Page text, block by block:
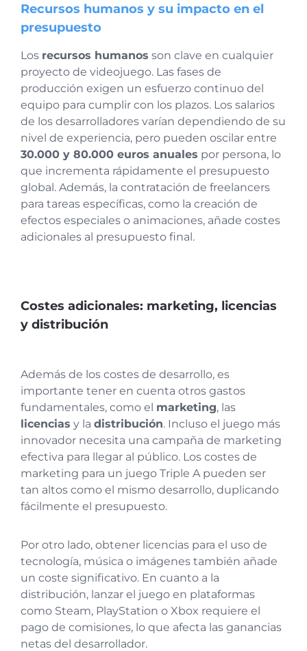
Recursos humanos y su impacto en el
presupuesto
Los recursos humanos son clave en cualquier
proyecto de videojuego. Las fases de
producción exigen un esfuerzo continuo del
equipo para cumplir con los plazos. Los salarios
de los desarrolladores varían dependiendo de su
nivel de experiencia, pero pueden oscilar entre
30.000 y 80.000 euros anuales por persona, lo
que incrementa rápidamente el presupuesto
global. Además, la contratación de freelancers
para tareas específicas, como la creación de
efectos especiales o animaciones, añade costes
adicionales al presupuesto final.
Costes adicionales: marketing, licencias
y distribución
Además de los costes de desarrollo, es
importante tener en cuenta otros gastos
fundamentales, como el marketing, las
licencias y la distribución. Incluso el juego más
innovador necesita una campaña de marketing
efectiva para llegar al público. Los costes de
marketing para un juego Triple A pueden ser
tan altos como el mismo desarrollo, duplicando
fácilmente el presupuesto.
Por otro lado, obtener licencias para el uso de
tecnología, música o imágenes también añade
un coste significativo. En cuanto a la
distribución, lanzar el juego en plataformas
como Steam, PlayStation o Xbox requiere el
pago de comisiones, lo que afecta las ganancias
netas del desarrollador.